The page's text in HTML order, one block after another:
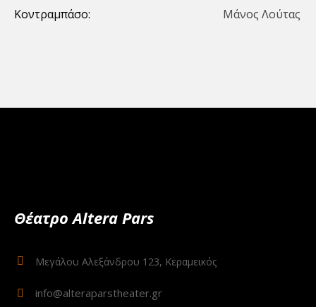
Κοντραμπάσο: Μάνος Λούτας
Θέατρο Altera Pars
Μεγάλου Αλεξάνδρου 123, Κεραμεικός
info@alteraparstheater.gr